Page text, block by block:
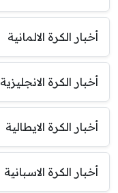
أخبار الكرة الالمانية
أخبار الكرة الانجليزية
أخبار الكرة الايطالية
أخبار الكرة الاسبانية